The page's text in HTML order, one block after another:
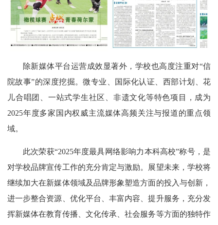
除新媒体平台运营成效显著外，学校也高度注重对“信
院故事”的深度挖掘。微专业、国际化认证、西部计划、花
儿合唱团、一站式学生社区、非遗文化等特色项目，成为
2025年度多家国内权威主流媒体高频关注与报道的重点领
域。
此次荣获“2025年度最具网络影响力本科高校”称号，是
对学校品牌宣传工作的充分肯定与激励。展望未来，学校将
继续加大在新媒体领域及品牌形象塑造方面的投入与创新，
进一步整合资源、优化平台、丰富内容、提升服务，充分发
挥新媒体在教育传播、文化传承、社会服务等方面的独特作